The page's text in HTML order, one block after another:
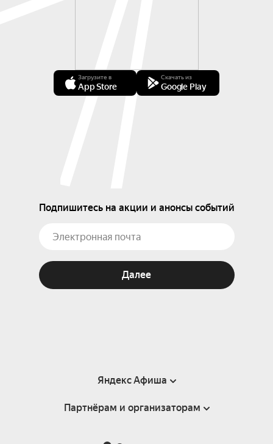
Загрузите в
App Store
Скачать из
Google Play
Подпишитесь на акции и анонсы событий
Далее
Яндекс Афиша
Справка
Партнёрам и организаторам